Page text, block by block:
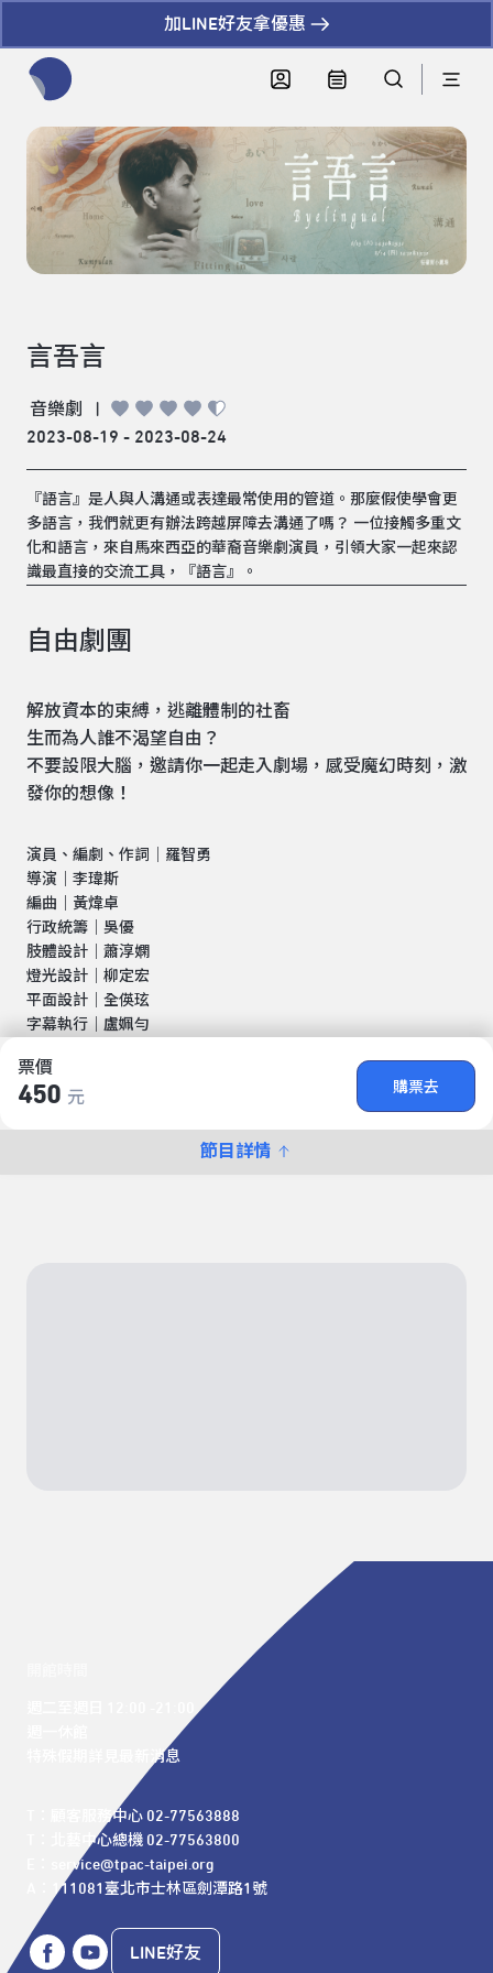
加LINE好友拿優惠
票價
450 元
購票去
節目詳情
言吾言
音樂劇
|
2023-08-19 - 2023-08-24
『語言』是人與人溝通或表達最常使用的管道。那麼假使學會更
多語言，我們就更有辦法跨越屏障去溝通了嗎？ 一位接觸多重文
化和語言，來自馬來西亞的華裔音樂劇演員，引領大家一起來認
識最直接的交流工具，『語言』。
自由劇團
解放資本的束縛，逃離體制的社畜
生而為人誰不渴望自由？
不要設限大腦，邀請你一起走入劇場，感受魔幻時刻，激
發你的想像！
演員、編劇、作詞｜羅智勇
導演｜李瑋斯
編曲｜黃煒卓
行政統籌｜吳優
肢體設計｜蕭淳嫻
燈光設計｜柳定宏
平面設計｜全偀玹
字幕執行｜盧姵勻
特殊假期詳見最新消息
T：顧客服務中心 02-77563888
T：北藝中心總機 02-77563800
E：service@tpac-taipei.org
A：111081臺北市士林區劍潭路1號
LINE好友